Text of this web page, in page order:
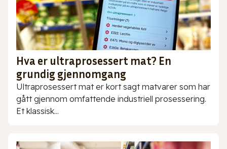
Hva er ultraprosessert mat? En
grundig gjennomgang
Ultraprosessert mat er kort sagt matvarer som har
gått gjennom omfattende industriell prosessering.
Et klassisk...